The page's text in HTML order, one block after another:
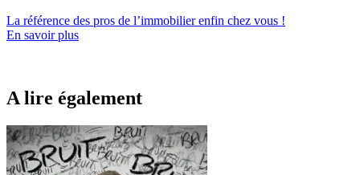
La référence des pros de l’immobilierenfin chez vous !
En savoir plus
A lire également